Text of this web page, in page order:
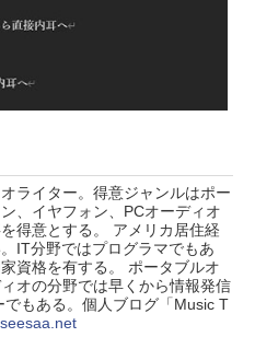
ライター。得意ジャンルはポー
、イヤフォン、PCオーディオ
得意とする。 アメリカ居住経
IT分野ではプログラマでもあ
資格を有する。 ポータブルオ
オの分野では早くから情報発信
もある。個人ブログ「Music T